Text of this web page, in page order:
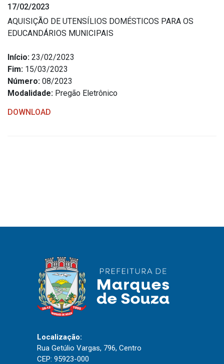
Estrutura Organizacional
Secretarias
Administração
Agricultura e Meio Ambiente
Assistência Social
Ouvidoria
Portal do Cidadão
Portal do Servidor
Publicações
17/02/2023
AQUISIÇÃO DE UTENSÍLIOS DOMÉSTICOS PARA OS
EDUCANDÁRIOS MUNICIPAIS
Início: 23/02/2023
Fim: 15/03/2023
Número: 08/2023
Modalidade: Pregão Eletrônico
DOWNLOAD
Localização:
Rua Getúlio Vargas, 796, Centro
CEP: 95923-000